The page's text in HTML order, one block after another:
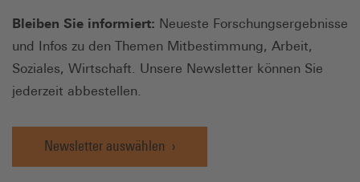
Bleiben Sie informiert: Neueste Forschungsergebnisse
und Infos zu den Themen Mitbestimmung, Arbeit,
Soziales, Wirtschaft. Unsere Newsletter können Sie
jederzeit abbestellen.
Newsletter auswählen